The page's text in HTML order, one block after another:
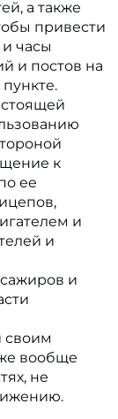
а также
привести
часы
и постов на
к
ее
и
и
и
своим
вообще
не